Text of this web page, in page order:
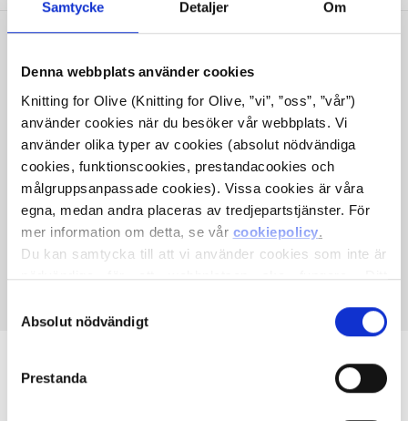
Samtycke Detaljer Om
Denna webbplats använder cookies
Knitting for Olive (Knitting for Olive, ”vi”, ”oss”, ”vår”)
använder cookies när du besöker vår webbplats. Vi
använder olika typer av cookies (absolut nödvändiga
cookies, funktionscookies, prestandacookies och
målgruppsanpassade cookies). Vissa cookies är våra
egna, medan andra placeras av tredjepartstjänster. För
mer information om detta, se vår cookiepolicy.
Du kan samtycka till att vi använder cookies som inte är
nödvändiga för att webbplatsen ska fungera. Ditt
egenskap av personuppgiftsansvarig, får behandla dina
Du kan när som helst ändra eller återkalla ditt samtycke
via vår cookiepolicy
, där du också hittar information om
avAbsolut nödvändigt
Prestanda
KNITTING FOR OLIVE
HEAVY MERINO HEAVY
KNITTING FOR OLIVE
HEAVY MERINO HEAVY